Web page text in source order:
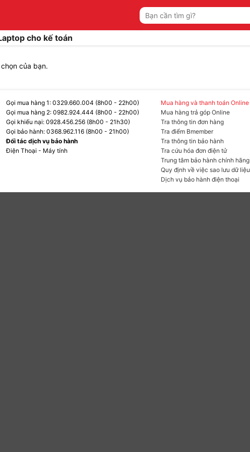
Tìm
kiếm:
cho kế toán
của bạn.
Gọi mua hàng 1: 0329.660.004 (8h00 - 22h00)
Gọi mua hàng 2: 0982.924.444 (8h00 - 22h00)
Gọi khiếu nại: 0928.456.256 (8h00 - 21h30)
Gọi bảo hành: 0368.962.116 (8h00 - 21h00)
Đối tác dịch vụ bảo hành
Điện Thoại - Máy tính
Mua hàng và thanh toán Online
Mua hàng trả góp Online
Tra thông tin đơn hàng
Tra điểm Bmember
Tra thông tin bảo hành
Tra cứu hóa đơn điện tử
Trung tâm bảo hành chính hãng
Quy định về việc sao lưu dữ liệu
Dịch vụ bảo hành điện thoại